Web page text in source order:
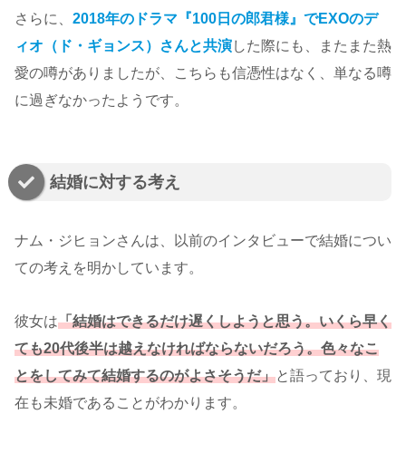
さらに、 2018年のドラマ『100日の郎君様』でEXOのデ
ィオ（ド・ギョンス）さんと共演した際にも、またまた熱
愛の噂がありましたが、こちらも信憑性はなく、単なる噂
に過ぎなかったようです。
結婚に対する考え
ナム・ジヒョンさんは、以前のインタビューで結婚につい
ての考えを明かしています。
彼女は「結婚はできるだけ遅くしようと思う。いくら早く
ても20代後半は越えなければならないだろう。色々なこ
とをしてみて結婚するのがよさそうだ」と語っており、現
在も未婚であることがわかります。